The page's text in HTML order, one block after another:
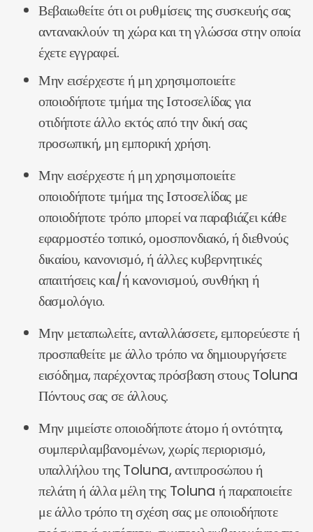
Βεβαιωθείτε ότι οι ρυθμίσεις της συσκευής σας
αντανακλούν τη χώρα και τη γλώσσα στην οποία
έχετε εγγραφεί.
Μην εισέρχεστε ή μη χρησιμοποιείτε
οποιοδήποτε τμήμα της Ιστοσελίδας για
οτιδήποτε άλλο εκτός από την δική σας
προσωπική, μη εμπορική χρήση.
Μην εισέρχεστε ή μη χρησιμοποιείτε
οποιοδήποτε τμήμα της Ιστοσελίδας με
οποιοδήποτε τρόπο μπορεί να παραβιάζει κάθε
εφαρμοστέο τοπικό, ομοσπονδιακό, ή διεθνούς
δικαίου, κανονισμό, ή άλλες κυβερνητικές
απαιτήσεις και/ή κανονισμού, συνθήκη ή
δασμολόγιο.
Μην μεταπωλείτε, ανταλλάσσετε, εμπορεύεστε ή
προσπαθείτε με άλλο τρόπο να δημιουργήσετε
εισόδημα, παρέχοντας πρόσβαση στους Toluna
Πόντους σας σε άλλους.
Μην μιμείστε οποιοδήποτε άτομο ή οντότητα,
συμπεριλαμβανομένων, χωρίς περιορισμό,
υπαλλήλου της Toluna, αντιπροσώπου ή
πελάτη ή άλλα μέλη της Toluna ή παραποιείτε
με άλλο τρόπο τη σχέση σας με οποιοδήποτε